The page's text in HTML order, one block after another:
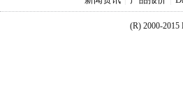
(R) 2000-2015